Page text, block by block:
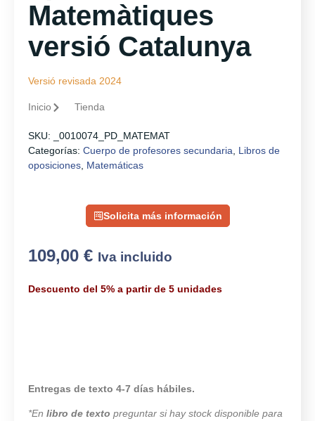
Matemàtiques
versió Catalunya
Versió revisada 2024
Inicio Tienda
SKU:
_0010074_PD_MATEMAT
Categorías: Cuerpo de profesores secundaria
Libros de
oposiciones Matemáticas
Solicita más información
109,00 € Iva incluido
Descuento del 5% a partir de 5 unidades
Entregas de texto 4-7 días hábiles.
*En libro de texto preguntar si hay stock disponible para